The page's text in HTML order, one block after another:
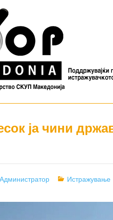
ја чини
Author
Администратор Categories
Истражување